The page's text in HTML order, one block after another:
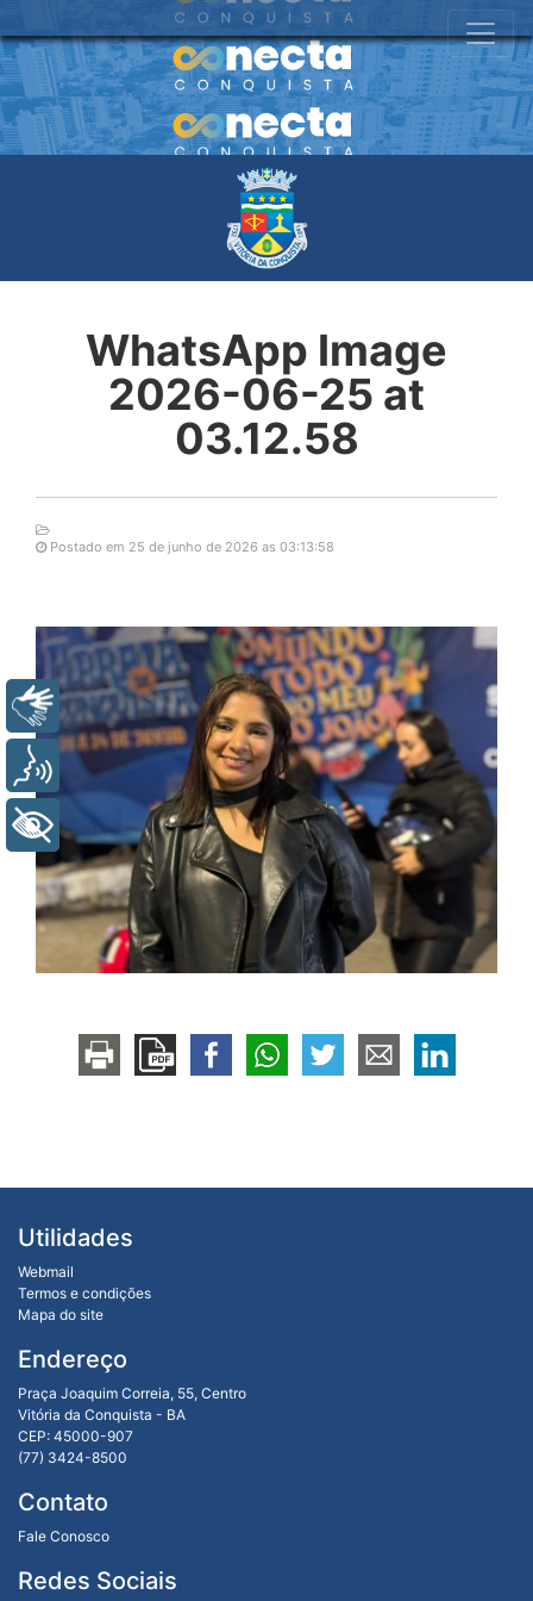
WhatsApp Image
2026-06-25 at
03.12.58
Postado em 25 de junho de 2026 as 03:13:58
Utilidades
Webmail
Termos e condições
Mapa do site
Endereço
Praça Joaquim Correia, 55, Centro
Vitória da Conquista - BA
CEP: 45000-907
(77) 3424-8500
Contato
Fale Conosco
Redes Sociais
Libras
Voz
+ Acessibilidade